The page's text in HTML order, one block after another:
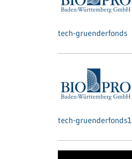
tech-gruenderfonds
tech-gruenderfonds1